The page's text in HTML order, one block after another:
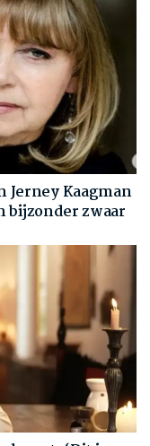
Kaagman
bijzonder zwaar